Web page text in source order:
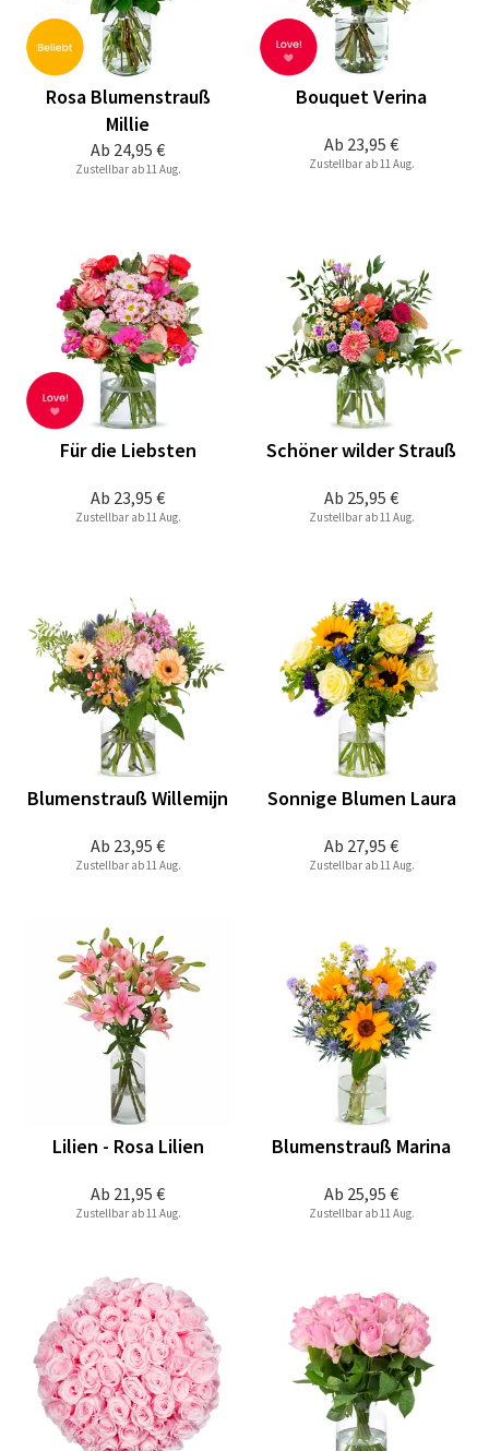
Ab 24,95 €
Rosa Blumenstrauß
Millie
Zustellbar ab 11 Aug.
Ab 23,95 €
Bouquet Verina
Zustellbar ab 11 Aug.
Ab 23,95 €
Für die Liebsten
Zustellbar ab 11 Aug.
Ab 25,95 €
Schöner wilder Strauß
Zustellbar ab 11 Aug.
Ab 23,95 €
Blumenstrauß Willemijn
Zustellbar ab 11 Aug.
Ab 27,95 €
Sonnige Blumen Laura
Zustellbar ab 11 Aug.
Ab 21,95 €
Lilien - Rosa Lilien
Zustellbar ab 11 Aug.
Ab 25,95 €
Blumenstrauß Marina
Zustellbar ab 11 Aug.